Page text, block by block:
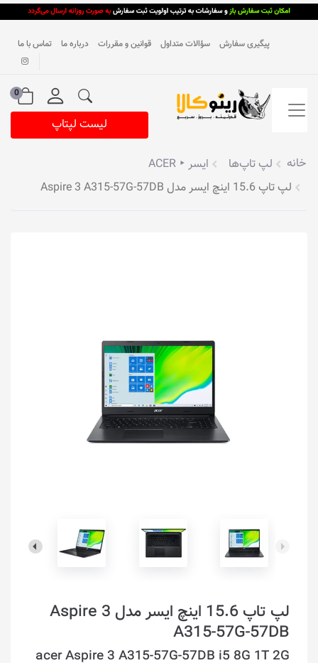
پیگیری سفارش سؤالات متداول قوانین و مقررات درباره ما تماس با ما
0
لیست لپتاپ
خانه لپ تاپ‌ها
ایسر ‣ ACER
لپ تاپ 15.6 اینچ ایسر مدل Aspire 3 A315-57G-57DB
لپ تاپ 15.6 اینچ ایسر مدل Aspire 3
A315-57G-57DB
acer Aspire 3 A315-57G-57DB i5 8G 1T 2G